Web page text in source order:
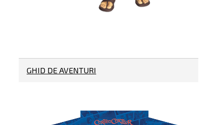
GHID DE AVENTURI